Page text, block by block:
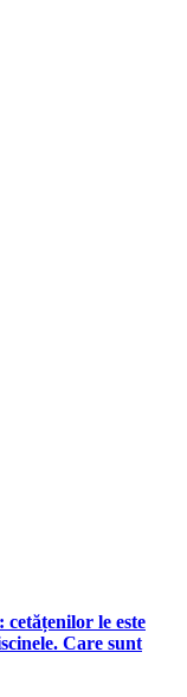
le este
Care sunt